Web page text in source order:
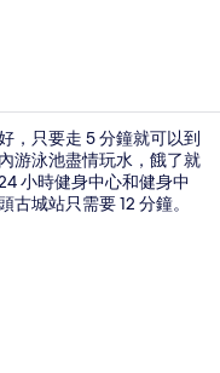
，只要走 5 分鐘就可以到
游泳池盡情玩水，餓了就
小時健身中心和健身中
城站只需要 12 分鐘。